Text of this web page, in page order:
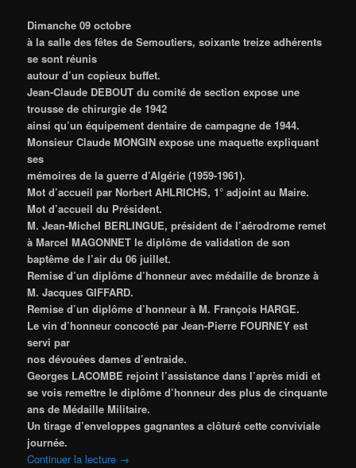
Dimanche 09 octobre
à la salle des fêtes de Semoutiers, soixante treize adhérents
se sont réunis
autour d’un copieux buffet.
Jean-Claude DEBOUT du comité de section expose une
trousse de chirurgie de 1942
ainsi qu’un équipement dentaire de campagne de 1944.
Monsieur Claude MONGIN expose une maquette expliquant
ses
mémoires de la guerre d’Algérie (1959-1961).
Mot d’accueil par Norbert AHLRICHS, 1° adjoint au Maire.
Mot d’accueil du Président.
M. Jean-Michel BERLINGUE, président de l’aérodrome remet
à Marcel MAGONNET le diplôme de validation de son
baptême de l’air du 06 juillet.
Remise d’un diplôme d’honneur avec médaille de bronze à
M. Jacques GIFFARD.
Remise d’un diplôme d’honneur à M. François HARGE.
Le vin d’honneur concocté par Jean-Pierre FOURNEY est
servi par
nos dévouées dames d’entraide.
Georges LACOMBE rejoint l’assistance dans l’après midi et
se vois remettre le diplôme d’honneur des plus de cinquante
ans de Médaille Militaire.
Un tirage d’enveloppes gagnantes a clôturé cette conviviale
journée.
Continuer la lecture →